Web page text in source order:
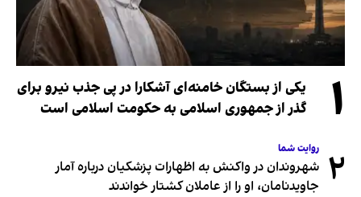
۱
یکی از بستگان خامنه‌ای آشکارا در پی جذب نیرو برای
گذر از جمهوری اسلامی به حکومت اسلامی است
۲ روایت شما
شهروندان در واکنش به اظهارات پزشکیان درباره آمار
جاویدنامان، او را از عاملان کشتار خواندند